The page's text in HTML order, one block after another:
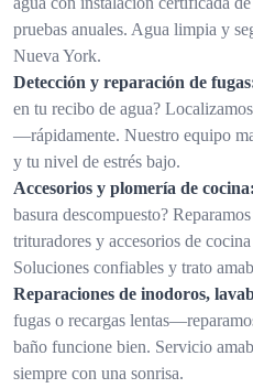
pruebas anuales. Agua limpia y
Nueva York.
Detección y reparación de
en tu recibo de agua?
—rápidamente. Nuestro equipo
y tu nivel de estrés bajo.
Accesorios y plomería de cocina:
basura descompuesto?
trituradores y accesorios de
Soluciones confiables y trato
Reparaciones de inodoros,
fugas o recargas
baño funcione bien. Servicio
siempre con una sonrisa.